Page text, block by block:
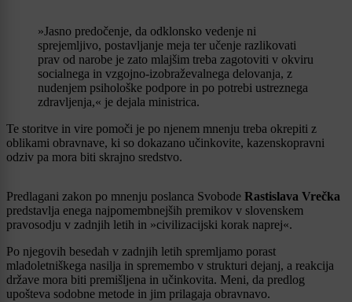
»Jasno predočenje, da odklonsko vedenje ni
sprejemljivo, postavljanje meja ter učenje razlikovati
prav od narobe je zato mlajšim treba zagotoviti v okviru
socialnega in vzgojno-izobraževalnega delovanja, z
nudenjem psihološke podpore in po potrebi ustreznega
zdravljenja,« je dejala ministrica.
Te storitve in vire pomoči je po njenem mnenju treba okrepiti z
oblikami obravnave, ki so dokazano učinkovite, kazenskopravni
odziv pa mora biti skrajno sredstvo.
Predlagani zakon po mnenju poslanca Svobode Rastislava Vrečka
predstavlja enega najpomembnejših premikov v slovenskem
pravosodju v zadnjih letih in »civilizacijski korak naprej«.
Po njegovih besedah v zadnjih letih spremljamo porast
mladoletniškega nasilja in spremembo v strukturi dejanj, a reakcija
države mora biti premišljena in učinkovita. Meni, da predlog
upošteva sodobne metode in jim prilagaja obravnavo.